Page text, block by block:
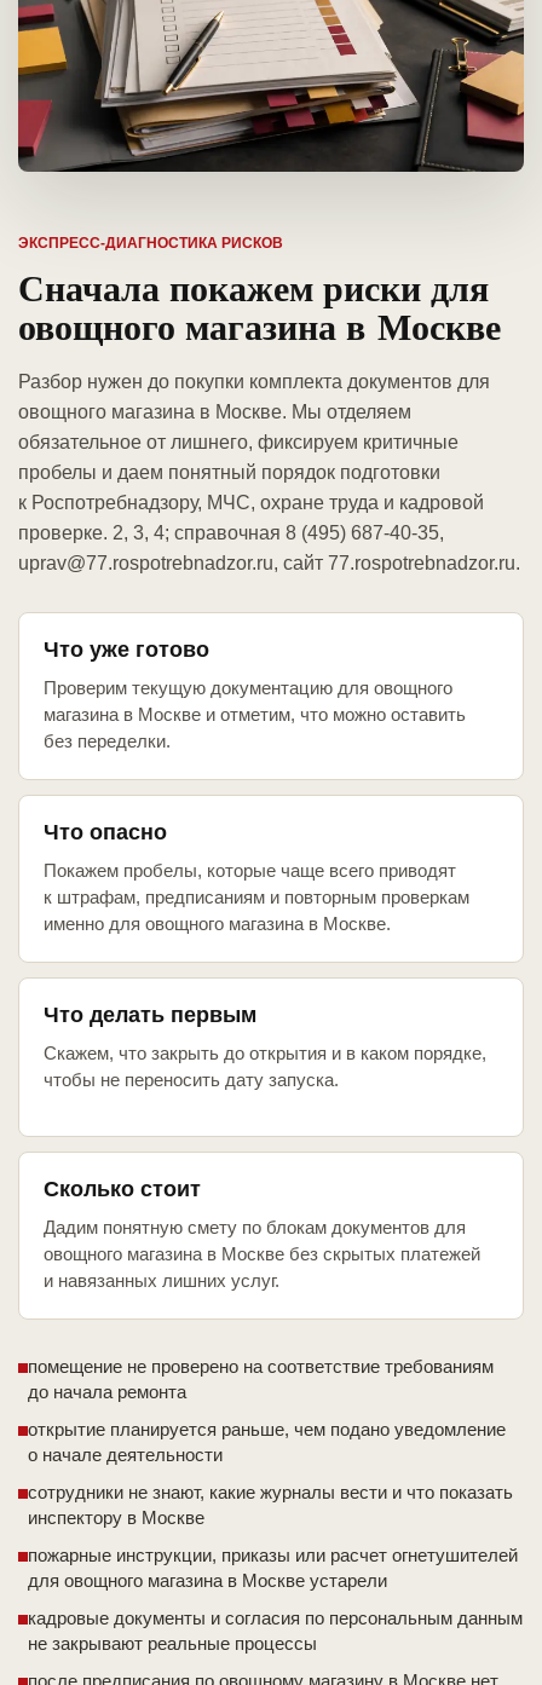
ЭКСПРЕСС-ДИАГНОСТИКА РИСКОВ
Сначала покажем риски для
овощного магазина в Москве
Разбор нужен до покупки комплекта документов для
овощного магазина в Москве. Мы отделяем
обязательное от лишнего, фиксируем критичные
пробелы и даем понятный порядок подготовки
к Роспотребнадзору, МЧС, охране труда и кадровой
проверке. 2, 3, 4; справочная 8 (495) 687-40-35,
uprav@77.rospotrebnadzor.ru, сайт 77.rospotrebnadzor.ru.
Что уже готово
Проверим текущую документацию для овощного
магазина в Москве и отметим, что можно оставить
без переделки.
Что опасно
Покажем пробелы, которые чаще всего приводят
к штрафам, предписаниям и повторным проверкам
именно для овощного магазина в Москве.
Что делать первым
Скажем, что закрыть до открытия и в каком порядке,
чтобы не переносить дату запуска.
Сколько стоит
Дадим понятную смету по блокам документов для
овощного магазина в Москве без скрытых платежей
и навязанных лишних услуг.
помещение не проверено на соответствие требованиям
до начала ремонта
открытие планируется раньше, чем подано уведомление
о начале деятельности
сотрудники не знают, какие журналы вести и что показать
инспектору в Москве
пожарные инструкции, приказы или расчет огнетушителей
для овощного магазина в Москве устарели
кадровые документы и согласия по персональным данным
не закрывают реальные процессы
после предписания по овощному магазину в Москве нет